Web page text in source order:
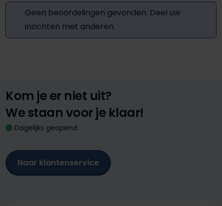
Geen beoordelingen gevonden. Deel uw
inzichten met anderen.
Kom je er niet uit?
We staan voor je klaar!
Dagelijks geopend
Naar klantenservice